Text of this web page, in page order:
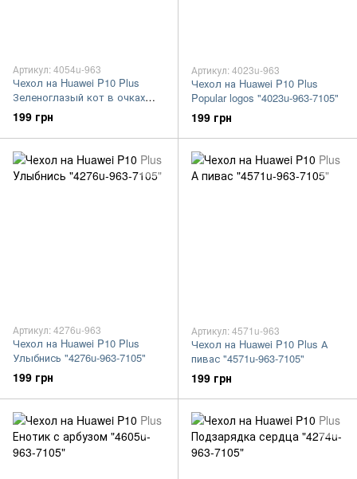
Артикул: 4054u-963
Чехол на Huawei P10 Plus
Зеленоглазый кот в очках
"4054u-963-7105"
199 грн
Артикул: 4023u-963
Чехол на Huawei P10 Plus
Popular logos "4023u-963-7105"
199 грн
Артикул: 4276u-963
Чехол на Huawei P10 Plus
Улыбнись "4276u-963-7105"
199 грн
Артикул: 4571u-963
Чехол на Huawei P10 Plus А
пивас "4571u-963-7105"
199 грн